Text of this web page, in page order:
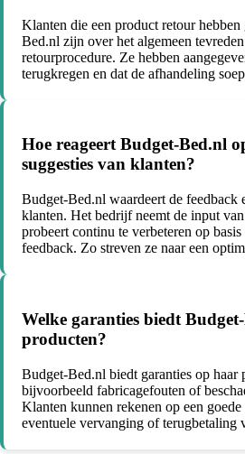
Klanten die een product retour
Bed.nl zijn over het algemeen
retourprocedure. Ze hebben
terugkregen en dat de afhandeling
Hoe reageert Budget-Bed.nl
suggesties van klanten?
Budget-Bed.nl waardeert de feedback
klanten. Het bedrijf neemt de input
probeert continu te verbeteren op
feedback. Zo streven ze naar een
Welke garanties biedt
producten?
Budget-Bed.nl biedt garanties op haar
bijvoorbeeld fabricagefouten of
Klanten kunnen rekenen op een
eventuele vervanging of terugbetaling